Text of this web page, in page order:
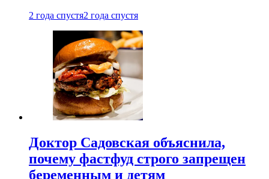
2 года спустя2 года спустя
Доктор Садовская объяснила,
почему фастфуд строго запрещен
беременным и детям